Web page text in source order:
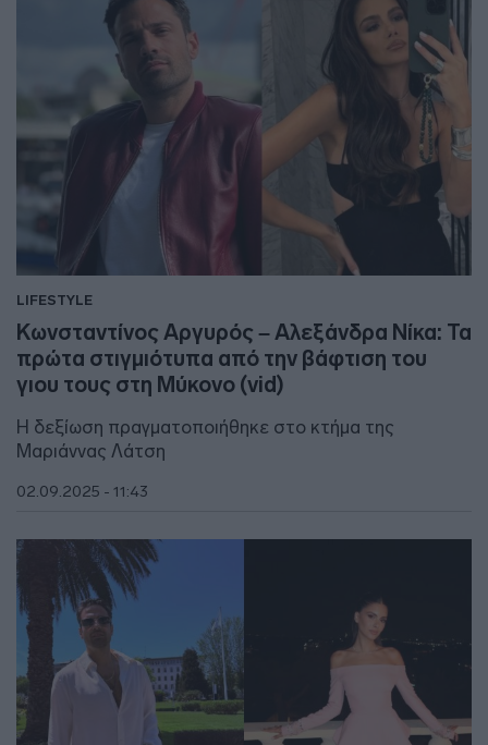
LIFESTYLE
Κωνσταντίνος Αργυρός – Αλεξάνδρα Νίκα: Τα
πρώτα στιγμιότυπα από την βάφτιση του
γιου τους στη Μύκονο (vid)
Η δεξίωση πραγματοποιήθηκε στο κτήμα της
Μαριάννας Λάτση
02.09.2025 - 11:43